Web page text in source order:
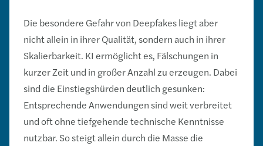
Die besondere Gefahr von Deepfakes liegt aber
nicht allein in ihrer Qualität, sondern auch in ihrer
Skalierbarkeit. KI ermöglicht es, Fälschungen in
kurzer Zeit und in großer Anzahl zu erzeugen. Dabei
sind die Einstiegshürden deutlich gesunken:
Entsprechende Anwendungen sind weit verbreitet
und oft ohne tiefgehende technische Kenntnisse
nutzbar. So steigt allein durch die Masse die